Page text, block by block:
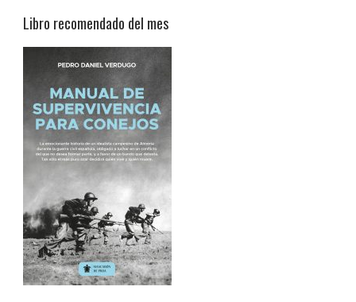
Libro recomendado del mes